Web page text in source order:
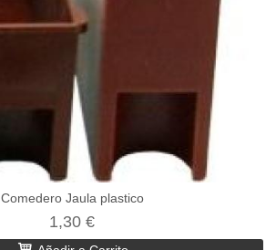
Comedero Jaula plastico
1,30 €